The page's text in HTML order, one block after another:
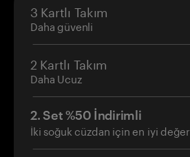
3 Kartlı Takım
Daha güvenli
2 Kartlı Takım
Daha Ucuz
2. Set %50 İndirimli
İki soğuk cüzdan için en iyi değer